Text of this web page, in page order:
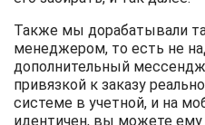
Также мы дорабатывали
менеджером, то есть не
дополнительный
привязкой к заказу
системе в учетной, и на
идентичен, вы можете ему